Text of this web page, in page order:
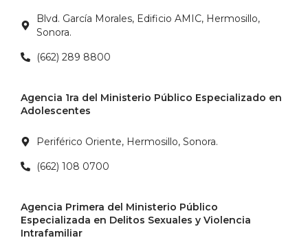
Blvd. García Morales, Edificio AMIC, Hermosillo,
Sonora.
(662) 289 8800
Agencia 1ra del Ministerio Público Especializado en
Adolescentes
Periférico Oriente, Hermosillo, Sonora.
(662) 108 0700
Agencia Primera del Ministerio Público
Especializada en Delitos Sexuales y Violencia
Intrafamiliar